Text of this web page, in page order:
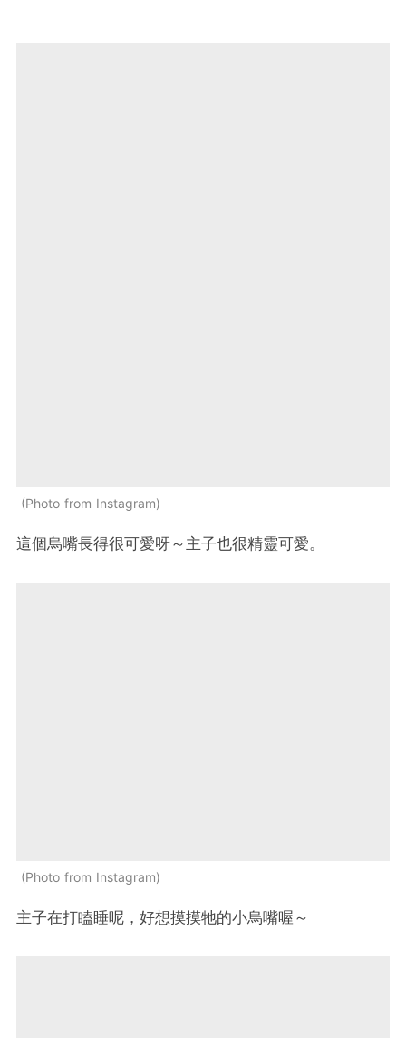
Photo from Instagram
這個烏嘴長得很可愛呀～主子也很精靈可愛。
Photo from Instagram
主子在打瞌睡呢，好想摸摸牠的小烏嘴喔～